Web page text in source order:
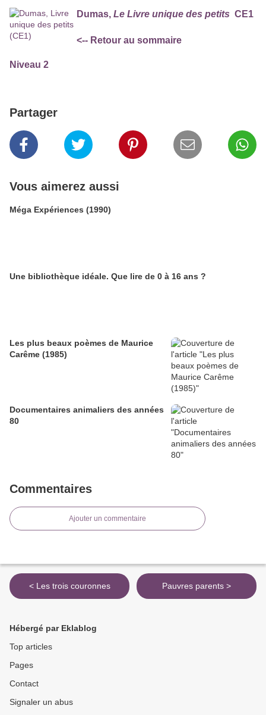
Dumas, Le Livre unique des petits CE1
<-- Retour au sommaire
Niveau 2
Partager
Vous aimerez aussi
Méga Expériences (1990)
Une bibliothèque idéale. Que lire de 0 à 16 ans ?
Les plus beaux poèmes de Maurice
Carême (1985)
Documentaires animaliers des années
80
Commentaires
Ajouter un commentaire
< Les trois couronnes Pauvres parents >
Hébergé par Eklablog
Top articles
Pages
Contact
Signaler un abus